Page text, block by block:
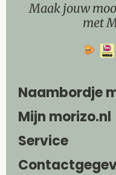
Maak jouw
met
Naambordje
Mijn morizo.nl
Service